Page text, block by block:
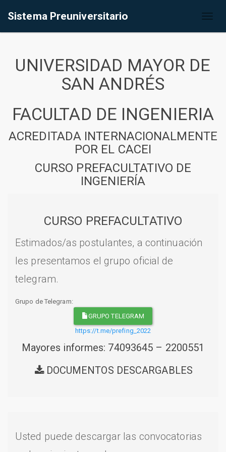
Sistema Preuniversitario
UNIVERSIDAD MAYOR DE
SAN ANDRÉS
FACULTAD DE INGENIERIA
ACREDITADA INTERNACIONALMENTE
POR EL CACEI
CURSO PREFACULTATIVO DE
INGENIERÍA
CURSO PREFACULTATIVO
Estimados/as postulantes, a continuación
les presentamos el grupo oficial de
telegram.
Grupo de Telegram:
GRUPO TELEGRAM
https://t.me/prefing_2022
Mayores informes: 74093645 – 2200551
DOCUMENTOS DESCARGABLES
Usted puede descargar las convocatorias